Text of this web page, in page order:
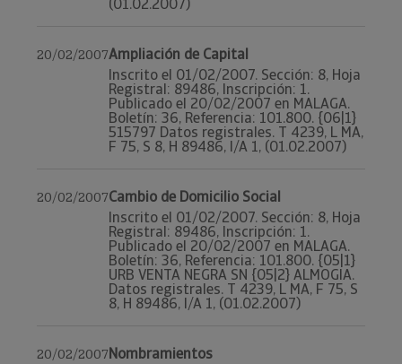
(01.02.2007)
20/02/2007Ampliación de Capital
Inscrito el 01/02/2007. Sección: 8, Hoja
Registral: 89486, Inscripción: 1.
Publicado el 20/02/2007 en MALAGA.
Boletín: 36, Referencia: 101.800. {06|1}
515797 Datos registrales. T 4239, L MA,
F 75, S 8, H 89486, I/A 1, (01.02.2007)
20/02/2007Cambio de Domicilio Social
Inscrito el 01/02/2007. Sección: 8, Hoja
Registral: 89486, Inscripción: 1.
Publicado el 20/02/2007 en MALAGA.
Boletín: 36, Referencia: 101.800. {05|1}
URB VENTA NEGRA SN {05|2} ALMOGIA.
Datos registrales. T 4239, L MA, F 75, S
8, H 89486, I/A 1, (01.02.2007)
20/02/2007Nombramientos